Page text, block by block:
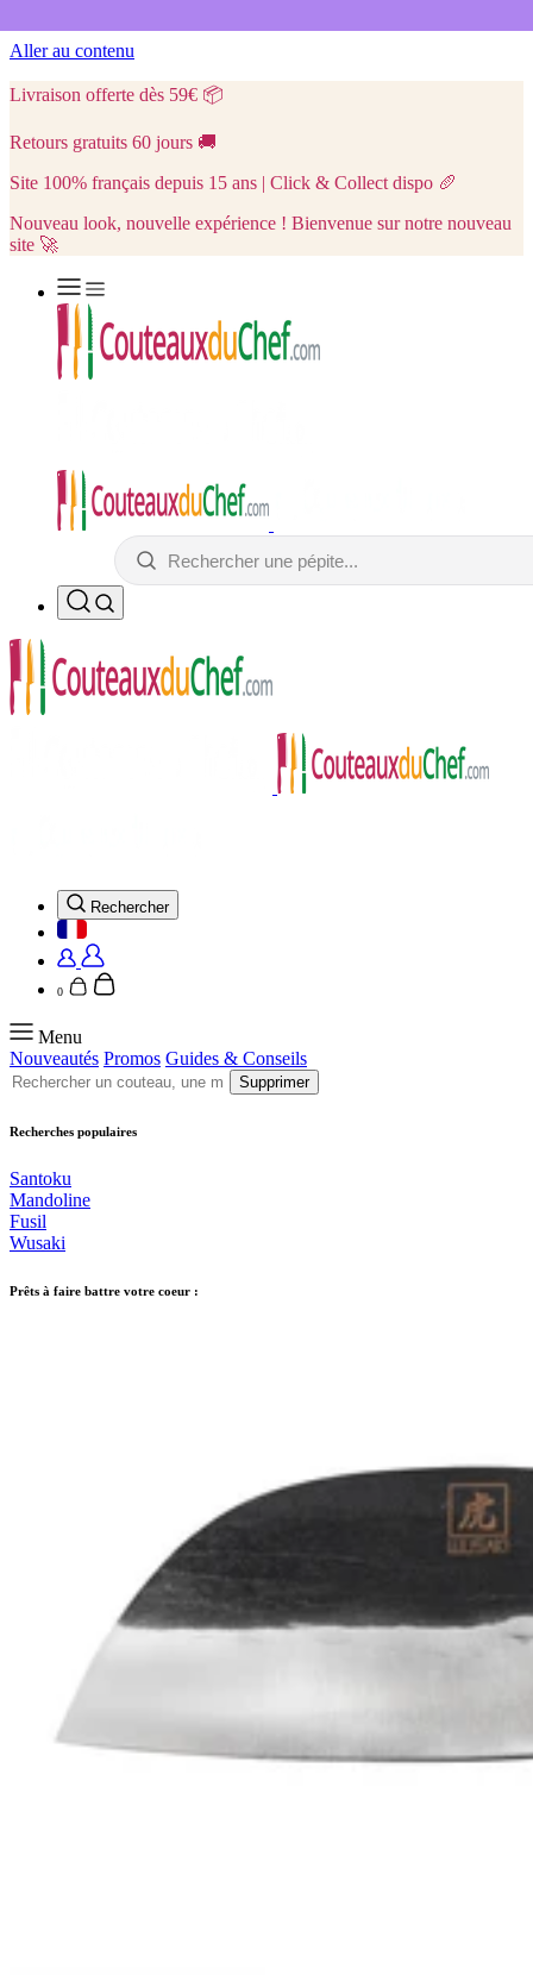
Aller au contenu
Livraison offerte dès 59€ 📦
Retours gratuits 60 jours 🚚
Site 100% français depuis 15 ans | Click & Collect dispo 🥖
Nouveau look, nouvelle expérience ! Bienvenue sur notre nouveau
site 🚀
Rechercher
0
Menu
Nouveautés Promos Guides & Conseils
Supprimer
Recherches populaires
Santoku
Mandoline
Fusil
Wusaki
Prêts à faire battre votre coeur :